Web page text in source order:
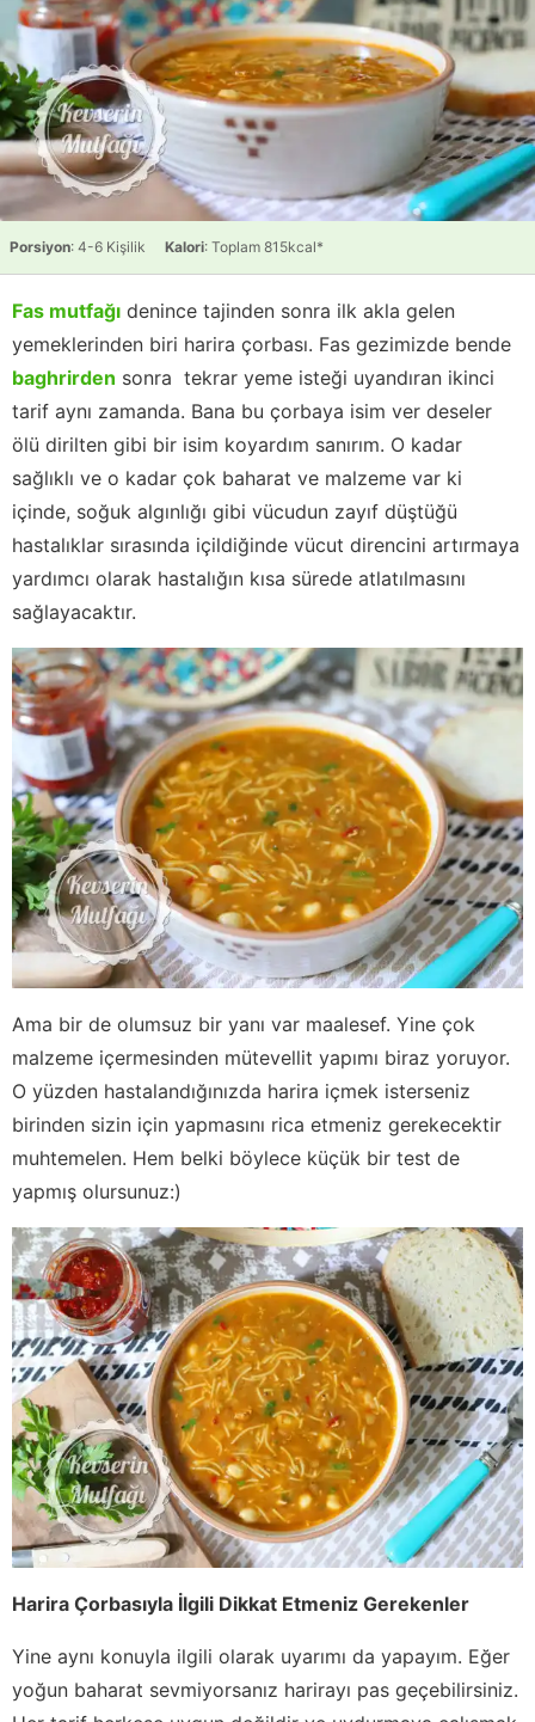
Porsiyon: 4-6 Kişilik Kalori: Toplam 815kcal*
Fas mutfağı denince tajinden sonra ilk akla gelen
yemeklerinden biri harira çorbası. Fas gezimizde bende
baghrirden sonra tekrar yeme isteği uyandıran ikinci
tarif aynı zamanda. Bana bu çorbaya isim ver deseler
ölü dirilten gibi bir isim koyardım sanırım. O kadar
sağlıklı ve o kadar çok baharat ve malzeme var ki
içinde, soğuk algınlığı gibi vücudun zayıf düştüğü
hastalıklar sırasında içildiğinde vücut direncini artırmaya
yardımcı olarak hastalığın kısa sürede atlatılmasını
sağlayacaktır.
Ama bir de olumsuz bir yanı var maalesef. Yine çok
malzeme içermesinden mütevellit yapımı biraz yoruyor.
O yüzden hastalandığınızda harira içmek isterseniz
birinden sizin için yapmasını rica etmeniz gerekecektir
muhtemelen. Hem belki böylece küçük bir test de
yapmış olursunuz:)
Harira Çorbasıyla İlgili Dikkat Etmeniz Gerekenler
Yine aynı konuyla ilgili olarak uyarımı da yapayım. Eğer
yoğun baharat sevmiyorsanız harirayı pas geçebilirsiniz.